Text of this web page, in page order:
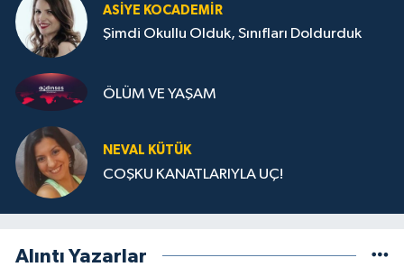
ASIYE KOCADEMİR
Şimdi Okullu Olduk, Sınıfları Doldurduk
ÖLÜM VE YAŞAM
NEVAL KÜTÜK
COŞKU KANATLARIYLA UÇ!
Alıntı Yazarlar